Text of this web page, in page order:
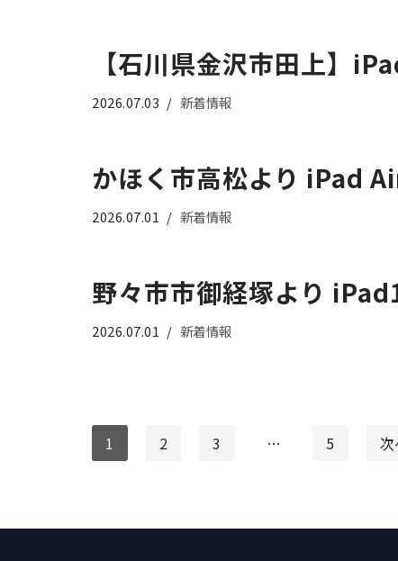
【石川県金沢市田上】
2026.07.03 新着情報
かほく市高松より iPad
2026.07.01 新着情報
野々市市御経塚より
2026.07.01 新着情報
1 2 3 … 5 次